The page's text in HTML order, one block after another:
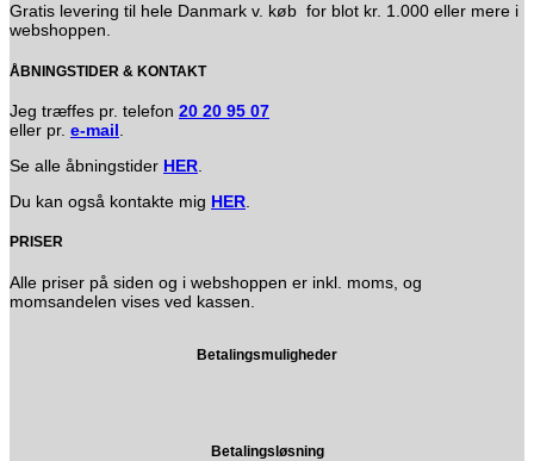
Gratis levering til hele Danmark v. køb for blot kr. 1.000 eller mere i
webshoppen.
ÅBNINGSTIDER & KONTAKT
Jeg træffes pr. telefon 20 20 95 07
eller pr. e-mail
Se alle åbningstider HER
Du kan også kontakte mig HER
PRISER
Alle priser på siden og i webshoppen er inkl. moms, og
momsandelen vises ved kassen.
Betalingsmuligheder
Betalingsløsning